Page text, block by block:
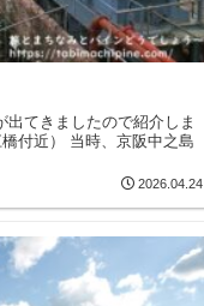
てきましたので紹介しま
付近） 当時、京阪中之島
2026.04.24